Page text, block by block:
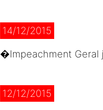
14/12/2015
�Impeachment Geral
12/12/2015